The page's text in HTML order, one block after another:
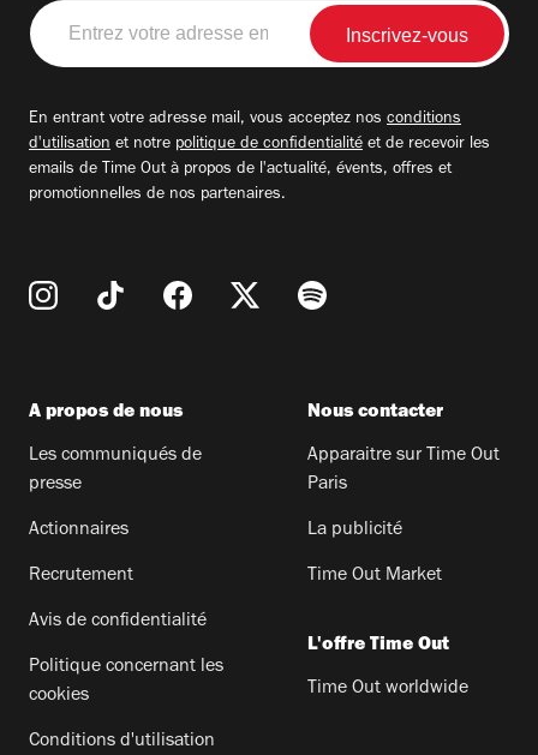
Entrez
votre
adresse
En entrant votre adresse mail, vous acceptez nos conditions
d'utilisation et notre politique de confidentialité et de recevoir les
emails de Time Out à propos de l'actualité, évents, offres et
promotionnelles de nos partenaires.
A propos de nous
Les communiqués de
presse
Actionnaires
Recrutement
Avis de confidentialité
Politique concernant les
cookies
Conditions d'utilisation
Nous contacter
Apparaitre sur Time Out
Paris
La publicité
Time Out Market
L'offre Time Out
Time Out worldwide